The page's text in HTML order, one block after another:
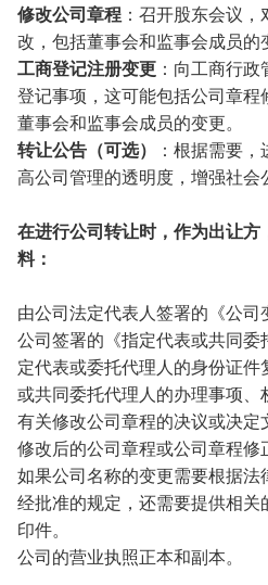
修改公司章程 ：召开股东会议
改，包括董事会和监事会成员的
工商登记注册变更 ：向工商行
登记事项，这可能包括公司章程
董事会和监事会成员的变更。
转让公告（可选）
：根据需要
高公司管理的透明度，增强社会
在进行公司转让时，作为出让
料：
由公司法定代表人签署的《公司
公司签署的《指定代表或共同
定代表或委托代理人的身份证
或共同委托代理人的办理事项、
有关修改公司章程的决议或决定
修改后的公司章程或公司章程修
如果公司名称的变更需要根据
经批准的规定，还需要提供相
印件。
公司的营业执照正本和副本。